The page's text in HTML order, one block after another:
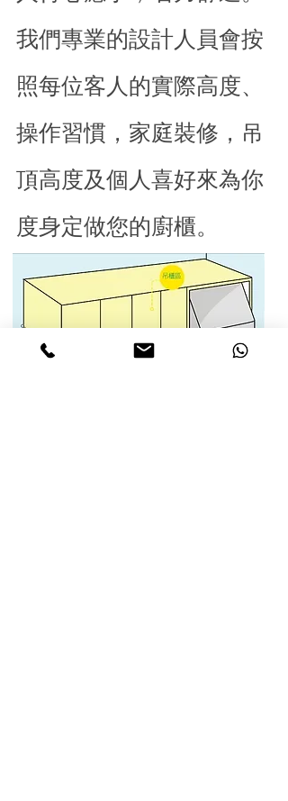
我們專業的設計人員會按
照每位客人的實際高度、
操作習慣，家庭裝修，吊
頂高度及個人喜好來為你
度身定做您的廚櫃。